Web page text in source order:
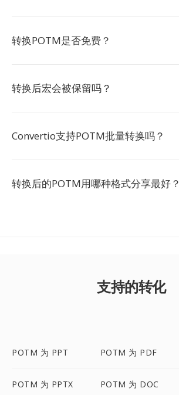
转换POTM是否免费？
转换后宏会被保留吗？
Convertio支持POTM批量转换吗？
转换后的POTM用哪种格式分享最好？
支持的转化
POTM 为 PPT POTM 为 PDF
POTM 为 PPTX POTM 为 DOC